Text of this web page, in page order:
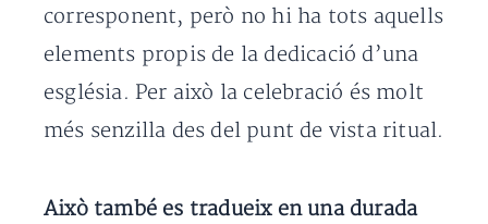
corresponent, però no hi ha tots aquells
elements propis de la dedicació d’una
església. Per això la celebració és molt
més senzilla des del punt de vista ritual.
Això també es tradueix en una durada